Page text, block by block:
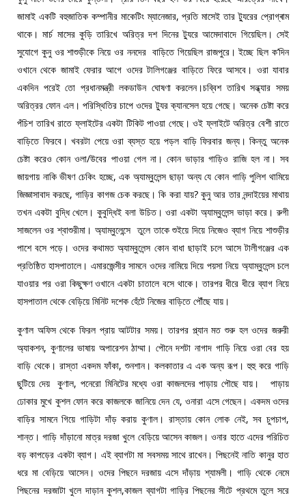
জামাই একটি বহুজাতিক কম্পানীর মাকেটিং ম্যানেজার, প্রতি মাসেই তার ট্যুরের প্রোগ্ৰাম
থাকে। মার্চ মাসের কুড়ি তারিখে অরিত্র দশ দিনের ট্যুরে আমেদাবাদে গিয়েছিল। সেই
সুযোগে কুনু ওর শাশুড়ীকে নিয়ে ওর ননদের বাড়িতে গিয়েছিল রাজপুরে। ইচ্ছে ছিল ক’দিন
ওখানে থেকে জামাই ফেরার আগে ওদের টালিগঞ্জের বাড়িতে ফিরে আসবে। ওরা যাবার
একদিন পরেই তো প্রধানমন্ত্রী লকডাউন ঘোষণা করলেন।চব্বিশ তারিখ সন্ধ্যার সময়
অরিত্রর ফোন এল। পরিস্থিতির চাপে ওদের ট্যুর ক্যানসেল হয়ে গেছে। অনেক চেষ্টা করে
পঁচিশ তারিখ রাতে ফ্লাইটের একটা টিকিট পাওয়া গেছে। ওই ফ্লাইটে অরিত্র বেশী রাতে
বাড়িতে ফিরবে। খবরটা পেয়ে ওরা ব্যস্ত হয়ে পড়ল বাড়ি ফিরবার জন্য। কিন্তু অনেক
চেষ্টা করেও কোন ওলা/উবের পাওয়া গেল না। কোন ভাড়ার গাড়িও রাজি হল না। সব
জায়গায় নাকি ভীষণ চেকিং হচ্ছে, এক অ্যাম্বুলেন্স ছাড়া অন্য যে কোন গাড়ি পুলিশ থামিয়ে
জিজ্ঞাসাবাদ করছে, গাড়ির কাগজ চেক করছে। কি করা যায়? কুনু আর তার নন্দাইয়ের মাথায়
তখন একটা বুদ্ধি খেলে। কুবুদ্ধিই বলা উচিত। ওরা একটা অ্যাম্বুলেন্স ভাড়া করে। রুগী
সাজলেন ওর শ্বাশুরীমা। অ্যাম্বুলেন্সে তুলে তাকে শুইয়ে দিয়ে নিজেও ব্যাগ নিয়ে শাশুড়ীর
পাশে বসে পড়ে। ওদের কথামত অ্যাম্বুলেন্স কোন বাধা ছাড়াই চলে আসে টালীগঞ্জের এক
প্রতিষ্ঠিত হাসপাতালে। এমারজেন্সীর সামনে ওদের নামিয়ে দিয়ে পয়সা নিয়ে অ্যাম্বুলেন্স চলে
যাওয়ার পর ওরা কিছুক্ষণ ওখানে একটা চাতালে বসে থাকে। তারপর ধীরে ধীরে ব্যাগ নিয়ে
হাসপাতাল থেকে বেড়িয়ে মিনিট দশেক হেঁটে নিজের বাড়িতে পৌঁছে যায়।
কুণাল অফিস থেকে ফিরল প্রায় আটটার সময়। তারপর প্ল্যান মত শুরু হল ওদের জরুরী
অ্যাকশন, কুণালের ভাষায় অপারেশন ঠাম্মা। পৌনে দশটা নাগাদ গাড়ি নিয়ে ওরা বের হয়
বাড়ি থেকে। রাস্তা একদম ফাঁকা, শুনশান। কলকাতার এ এক অন্য রূপ। হুহু করে গাড়ি
ছুটিয়ে দেয় কুণাল, পনেরো মিনিটের মধ্যে ওরা কাজলদের পাড়ায় পৌছে যায়। পাড়ায়
ঢোকার মুখে কুশল ফোন করে কাজলকে জানিয়ে দেন যে, ওনারা এসে গেছেন। একদম ওদের
বাড়ির সামনে গিয়ে গাড়িটা দাঁড় করায় কুণাল। রাস্তায় কোন লোক নেই, সব চুপচাপ,
শান্ত। গাড়ি দাঁড়ানো মাত্র দরজা খুলে বেড়িয়ে আসেন কাজল। ওনার হাতে এদের পরিচিত
বড় কাপড়ের একটা ব্যাগ। এই ব্যাগটা মা সবসময় সাথে রাখেন। পিছনেই নাতি কানুর হাত
ধরে মা বেড়িয়ে আসেন। ওদের পিছনে দরজায় এসে দাঁড়ায় শ্যামলী। গাড়ি থেকে নেমে
পিছনের দরজাটা খুলে দাড়ান কুশল,কাজল ব্যাগটা গাড়ির পিছনের সীটে প্রথমে তুলে সরে